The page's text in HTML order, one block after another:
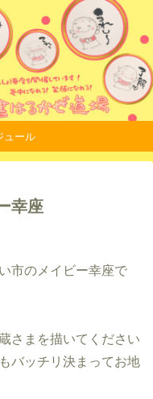
ュール
幸座
市のメイビー幸座で
さまを描いてください
バッチリ決まってお地